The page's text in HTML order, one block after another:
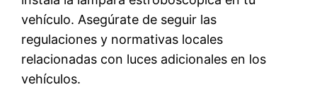
vehículo. Asegúrate de seguir las
regulaciones y normativas locales
relacionadas con luces adicionales en los
vehículos.